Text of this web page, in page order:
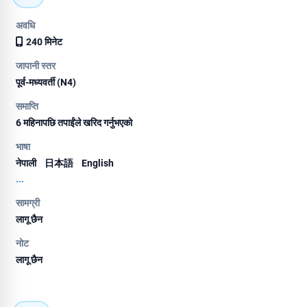
अवधि
240 मिनेट
जापानी स्तर
पूर्व-मध्यवर्ती (N4)
समाप्ति
6 महिनापछि तपाईंले खरिद गर्नुभएको
भाषा
नेपाली 日本語
English
...
सामग्री
लागू छैन
नोट
लागू छैन